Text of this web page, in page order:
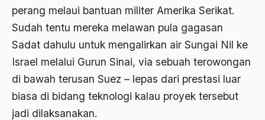
perang melaui bantuan militer Amerika Serikat.
Sudah tentu mereka melawan pula gagasan
Sadat dahulu untuk mengalirkan air Sungai Nil ke
Israel melalui Gurun Sinai, via sebuah terowongan
di bawah terusan Suez – lepas dari prestasi luar
biasa di bidang teknologi kalau proyek tersebut
jadi dilaksanakan.
1988
1987
1985
1984
Adat Siri
Adil dan Makmur
Adipati Unus
Administrasi Negara